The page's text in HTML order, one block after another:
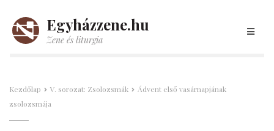
Egyházzene.hu
Zene és liturgia
Kezdőlap V. sorozat: Zsolozsmák
Ádvent első vasárnapjának
zsolozsmája